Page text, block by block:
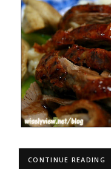
CONTINUE READING